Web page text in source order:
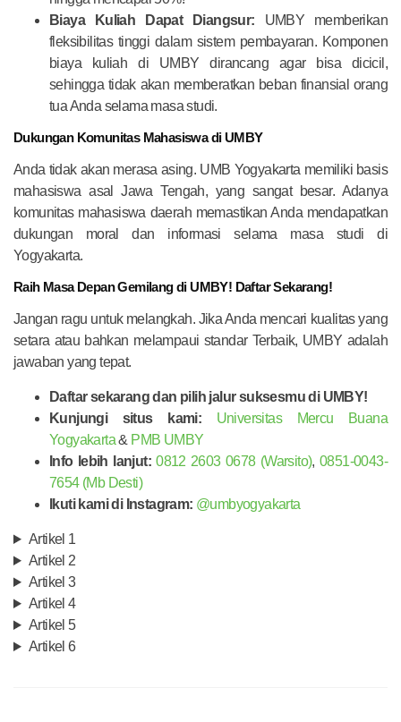
Biaya Kuliah Dapat Diangsur: UMBY memberikan
fleksibilitas tinggi dalam sistem pembayaran. Komponen
biaya kuliah di UMBY dirancang agar bisa dicicil,
sehingga tidak akan memberatkan beban finansial orang
tua Anda selama masa studi.
Dukungan Komunitas Mahasiswa di UMBY
Anda tidak akan merasa asing. UMB Yogyakarta memiliki basis
mahasiswa asal Jawa Tengah, yang sangat besar. Adanya
komunitas mahasiswa daerah memastikan Anda mendapatkan
dukungan moral dan informasi selama masa studi di
Yogyakarta.
Raih Masa Depan Gemilang di UMBY! Daftar Sekarang!
Jangan ragu untuk melangkah. Jika Anda mencari kualitas yang
setara atau bahkan melampaui standar Terbaik, UMBY adalah
jawaban yang tepat.
Daftar sekarang dan pilih jalur suksesmu di UMBY!
Kunjungi situs kami:
Universitas Mercu Buana
Yogyakarta& PMB UMBY
Info lebih lanjut: 0812 2603 0678 (Warsito), 0851-0043-
7654 (Mb Desti)
Ikuti kami di Instagram: @umbyogyakarta
Artikel 1
Artikel 2
Artikel 3
Artikel 4
Artikel 5
Artikel 6